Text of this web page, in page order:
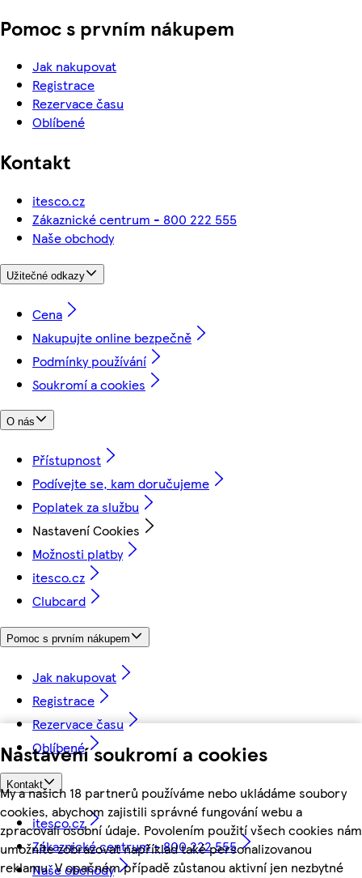
Nastavení soukromí a cookies
My a našich 18 partnerů používáme nebo ukládáme soubory
cookies, abychom zajistili správné fungování webu a
zpracovali osobní údaje. Povolením použití všech cookies nám
umožníte zobrazovat například také personalizovanou
reklamu. V opačném případě zůstanou aktivní jen nezbytné
Pomoc s prvním nákupem
Jak nakupovat
Registrace
Rezervace času
Oblíbené
Kontakt
itesco.cz
Zákaznické centrum - 800 222 555
Naše obchody
Užitečné odkazy
Cena
Nakupujte online bezpečně
Podmínky používání
Soukromí a cookies
O nás
Přístupnost
Podívejte se, kam doručujeme
Poplatek za službu
Nastavení Cookies
Možnosti platby
itesco.cz
Clubcard
Pomoc s prvním nákupem
Jak nakupovat
Registrace
Rezervace času
Oblíbené
Kontakt
itesco.cz
Zákaznické centrum - 800 222 555
Naše obchody